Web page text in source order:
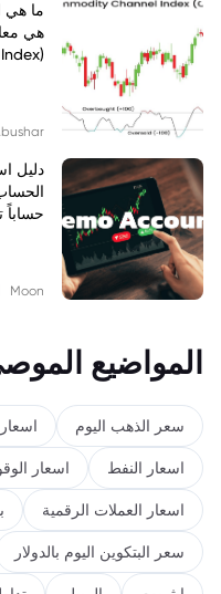
هي
(Commodity Channel Index)؟
دليل
حساباً
Moon
المواضيع
سعر الذهب اليوم
اسعار النفط اسعار
اسعار العملات الرقمية
سعر البتكوين اليوم بالدولار